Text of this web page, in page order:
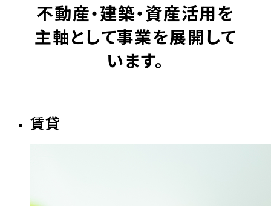
不動産・建築・資産活用を
主軸として事業を展開して
います。
賃貸